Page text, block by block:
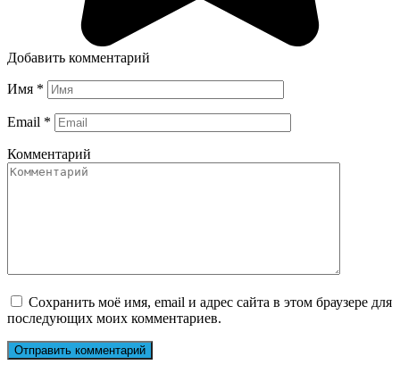
Добавить комментарий
Имя *
Email *
Комментарий
Сохранить моё имя, email и адрес сайта в этом браузере для
последующих моих комментариев.